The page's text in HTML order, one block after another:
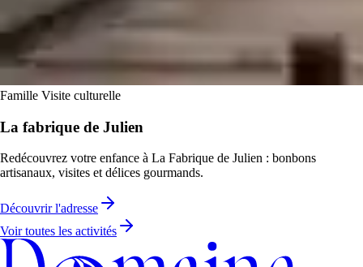
Famille Visite culturelle
La fabrique de Julien
Redécouvrez votre enfance à La Fabrique de Julien : bonbons
artisanaux, visites et délices gourmands.
Découvrir l'adresse
Voir toutes les activités